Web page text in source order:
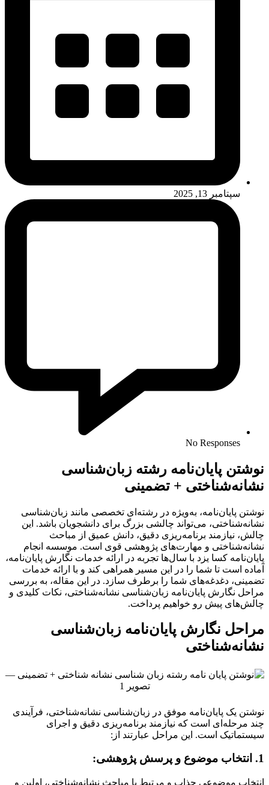
سپتامبر 13, 2025
No Responses
نوشتن پایان‌نامه رشته زبان‌شناسی
نشانه‌شناختی + تضمینی
نوشتن پایان‌نامه، به‌ویژه در رشته‌ای تخصصی مانند زبان‌شناسی
نشانه‌شناختی، می‌تواند چالشی بزرگ برای دانشجویان باشد. این
چالش، نیازمند برنامه‌ریزی دقیق، دانش عمیق از مباحث
نشانه‌شناختی و مهارت‌های پژوهشی قوی است. موسسه انجام
پایان‌نامه کسا یزد با سال‌ها تجربه در ارائه خدمات نگارش پایان‌نامه،
آماده است تا شما را در این مسیر همراهی کند و با ارائه خدمات
تضمینی، دغدغه‌های شما را برطرف سازد. در این مقاله، به بررسی
مراحل نگارش پایان‌نامه زبان‌شناسی نشانه‌شناختی، نکات کلیدی و
چالش‌های پیش رو خواهیم پرداخت.
مراحل نگارش پایان‌نامه زبان‌شناسی
نشانه‌شناختی
نوشتن یک پایان‌نامه موفق در زبان‌شناسی نشانه‌شناختی، فرآیندی
چند مرحله‌ای است که نیازمند برنامه‌ریزی دقیق و اجرای
سیستماتیک است. این مراحل عبارتند از:
1. انتخاب موضوع و پرسش پژوهشی:
انتخاب موضوعی جذاب و مرتبط با مباحث نشانه‌شناختی، اولین و